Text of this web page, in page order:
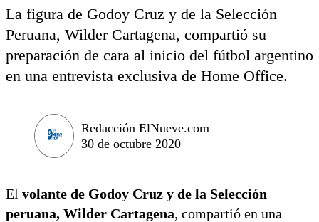
La figura de Godoy Cruz y de la Selección
Peruana, Wilder Cartagena, compartió su
preparación de cara al inicio del fútbol argentino
en una entrevista exclusiva de Home Office.
Redacción ElNueve.com
30 de octubre 2020
El volante de Godoy Cruz y de la Selección
peruana, Wilder Cartagena, compartió en una